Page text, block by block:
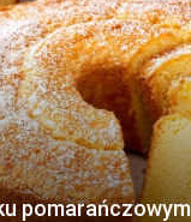
pomarańczowym